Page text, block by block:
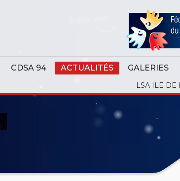
CDSA 94 ACTUALITÉS GALERIES
LSA ILE DE